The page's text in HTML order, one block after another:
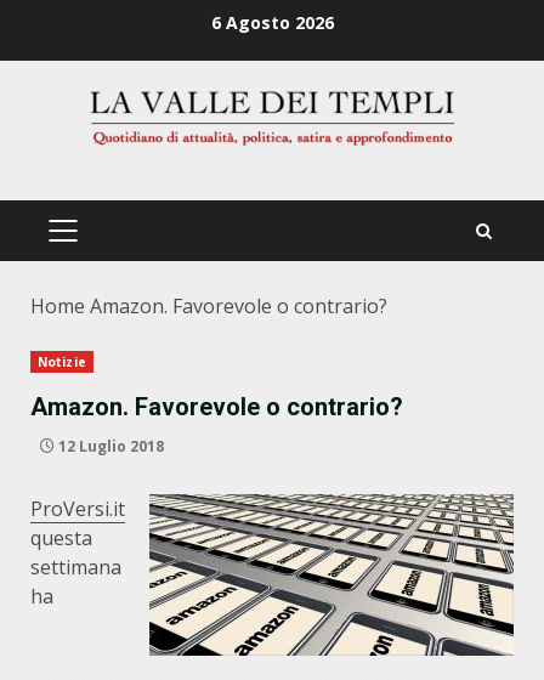
6 Agosto 2026
PRIMÄRES
Home Amazon. Favorevole o contrario?
Notizie
Amazon. Favorevole o contrario?
12 Luglio 2018
ProVersi.it
questa
settimana
ha